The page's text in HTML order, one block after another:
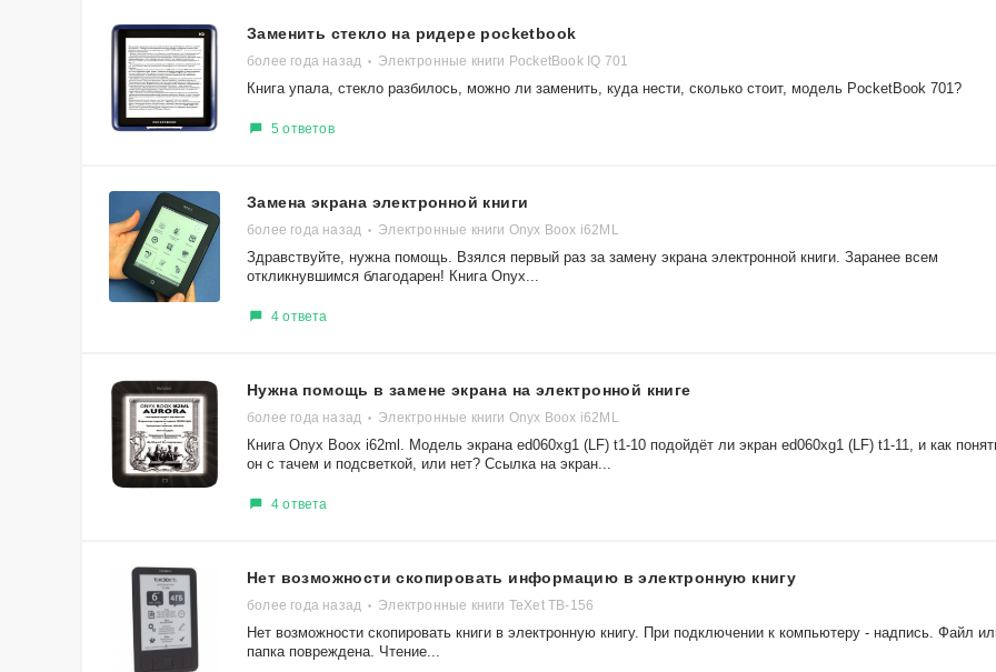
Заменить стекло на ридере pocketbook
более года назад Электронные книги PocketBook IQ 701
Книга упала, стекло разбилось, можно ли заменить, куда нести, сколько стоит, модель PocketBook 701?
5 ответов
Замена экрана электронной книги
более года назад Электронные книги Onyx Boox i62ML
Здравствуйте, нужна помощь. Взялся первый раз за замену экрана электронной книги. Заранее всем
откликнувшимся благодарен! Книга Onyx...
4 ответа
Нужна помощь в замене экрана на электронной книге
более года назад Электронные книги Onyx Boox i62ML
Книга Onyx Boox i62ml. Модель экрана ed060xg1 (LF) t1-10 подойдёт ли экран ed060xg1 (LF) t1-11, и как
он с тачем и подсветкой, или нет? Ссылка на экран...
4 ответа
Нет возможности скопировать информацию в электронную книгу
более года назад Электронные книги TeXet TB-156
Нет возможности скопировать книги в электронную книгу. При подключении к компьютеру - надпись. Файл
папка повреждена. Чтение...